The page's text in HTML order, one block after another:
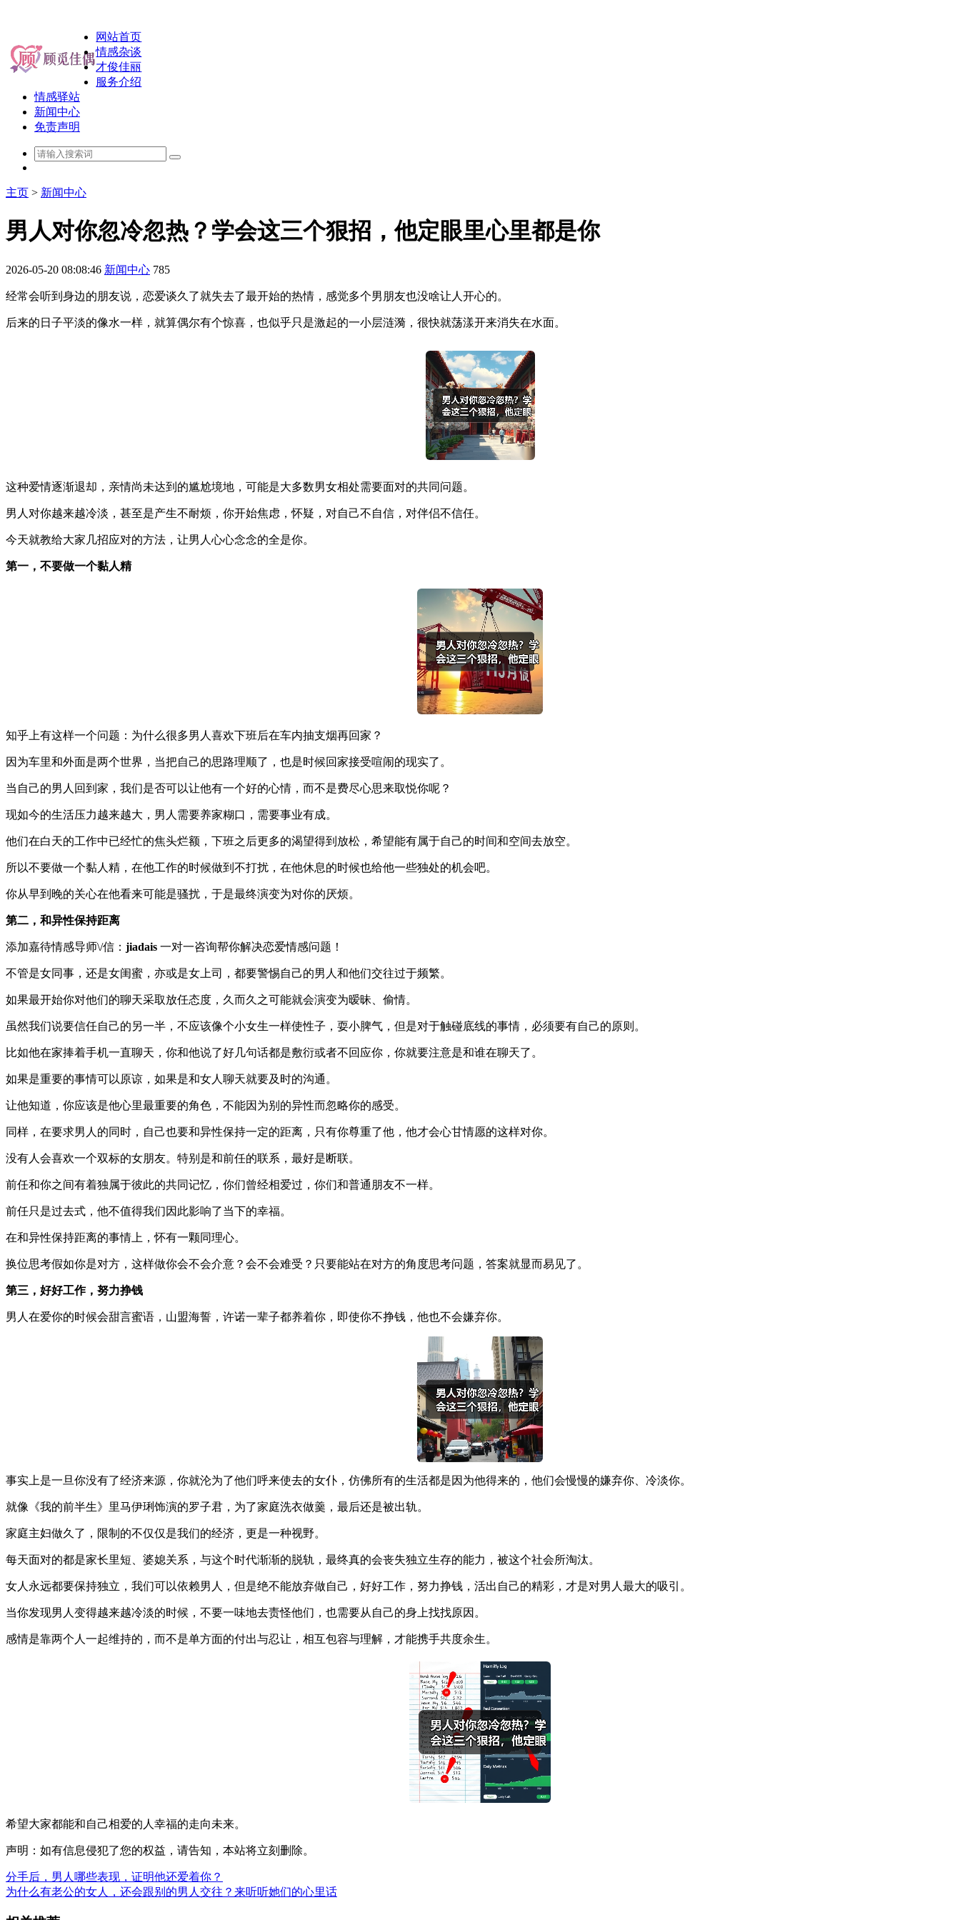
网站首页
情感杂谈
才俊佳丽
服务介绍
情感驿站
新闻中心
免责声明
主页 > 新闻中心
男人对你忽冷忽热？学会这三个狠招，他定眼里心里都是你
2026-05-20 08:08:46 新闻中心 785
经常会听到身边的朋友说，恋爱谈久了就失去了最开始的热情，感觉多个男朋友也没啥让人开心的。
后来的日子平淡的像水一样，就算偶尔有个惊喜，也似乎只是激起的一小层涟漪，很快就荡漾开来消失在水面。
这种爱情逐渐退却，亲情尚未达到的尴尬境地，可能是大多数男女相处需要面对的共同问题。
男人对你越来越冷淡，甚至是产生不耐烦，你开始焦虑，怀疑，对自己不自信，对伴侣不信任。
今天就教给大家几招应对的方法，让男人心心念念的全是你。
第一，不要做一个黏人精
知乎上有这样一个问题：为什么很多男人喜欢下班后在车内抽支烟再回家？
因为车里和外面是两个世界，当把自己的思路理顺了，也是时候回家接受喧闹的现实了。
当自己的男人回到家，我们是否可以让他有一个好的心情，而不是费尽心思来取悦你呢？
现如今的生活压力越来越大，男人需要养家糊口，需要事业有成。
他们在白天的工作中已经忙的焦头烂额，下班之后更多的渴望得到放松，希望能有属于自己的时间和空间去放空。
所以不要做一个黏人精，在他工作的时候做到不打扰，在他休息的时候也给他一些独处的机会吧。
你从早到晚的关心在他看来可能是骚扰，于是最终演变为对你的厌烦。
第二，和异性保持距离
添加嘉待情感导师\/信： jiadais 一对一咨询帮你解决恋爱情感问题！
不管是女同事，还是女闺蜜，亦或是女上司，都要警惕自己的男人和他们交往过于频繁。
如果最开始你对他们的聊天采取放任态度，久而久之可能就会演变为暧昧、偷情。
虽然我们说要信任自己的另一半，不应该像个小女生一样使性子，耍小脾气，但是对于触碰底线的事情，必须要有自己的原则。
比如他在家捧着手机一直聊天，你和他说了好几句话都是敷衍或者不回应你，你就要注意是和谁在聊天了。
如果是重要的事情可以原谅，如果是和女人聊天就要及时的沟通。
让他知道，你应该是他心里最重要的角色，不能因为别的异性而忽略你的感受。
同样，在要求男人的同时，自己也要和异性保持一定的距离，只有你尊重了他，他才会心甘情愿的这样对你。
没有人会喜欢一个双标的女朋友。特别是和前任的联系，最好是断联。
前任和你之间有着独属于彼此的共同记忆，你们曾经相爱过，你们和普通朋友不一样。
前任只是过去式，他不值得我们因此影响了当下的幸福。
在和异性保持距离的事情上，怀有一颗同理心。
换位思考假如你是对方，这样做你会不会介意？会不会难受？只要能站在对方的角度思考问题，答案就显而易见了。
第三，好好工作，努力挣钱
男人在爱你的时候会甜言蜜语，山盟海誓，许诺一辈子都养着你，即使你不挣钱，他也不会嫌弃你。
事实上是一旦你没有了经济来源，你就沦为了他们呼来使去的女仆，仿佛所有的生活都是因为他得来的，他们会慢慢的嫌弃你、冷淡你。
就像《我的前半生》里马伊琍饰演的罗子君，为了家庭洗衣做羹，最后还是被出轨。
家庭主妇做久了，限制的不仅仅是我们的经济，更是一种视野。
每天面对的都是家长里短、婆媳关系，与这个时代渐渐的脱轨，最终真的会丧失独立生存的能力，被这个社会所淘汰。
女人永远都要保持独立，我们可以依赖男人，但是绝不能放弃做自己，好好工作，努力挣钱，活出自己的精彩，才是对男人最大的吸引。
当你发现男人变得越来越冷淡的时候，不要一味地去责怪他们，也需要从自己的身上找找原因。
感情是靠两个人一起维持的，而不是单方面的付出与忍让，相互包容与理解，才能携手共度余生。
希望大家都能和自己相爱的人幸福的走向未来。
声明：如有信息侵犯了您的权益，请告知，本站将立刻删除。
分手后，男人哪些表现，证明他还爱着你？
为什么有老公的女人，还会跟别的男人交往？来听听她们的心里话